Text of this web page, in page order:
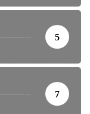
5
7